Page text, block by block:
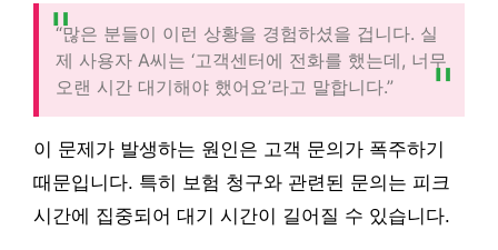
“많은 분들이 이런 상황을 경험하셨을 겁니다. 실
제 사용자 A씨는 ‘고객센터에 전화를 했는데, 너무
오랜 시간 대기해야 했어요’라고 말합니다.”
이 문제가 발생하는 원인은 고객 문의가 폭주하기
때문입니다. 특히 보험 청구와 관련된 문의는 피크
시간에 집중되어 대기 시간이 길어질 수 있습니다.